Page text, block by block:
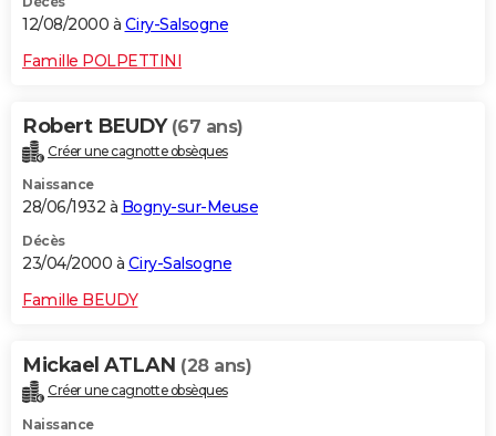
12/08/2000 à Ciry-Salsogne
Famille POLPETTINI
Robert BEUDY (67 ans)
Créer une cagnotte obsèques
Naissance
28/06/1932 à Bogny-sur-Meuse
Décès
23/04/2000 à Ciry-Salsogne
Famille BEUDY
Mickael ATLAN (28 ans)
Créer une cagnotte obsèques
Naissance